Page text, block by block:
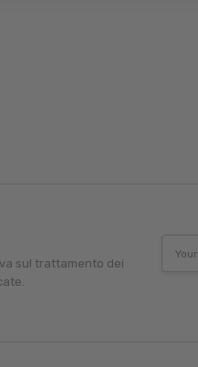
sul trattamento dei